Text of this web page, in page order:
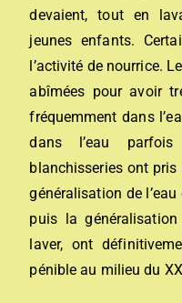
devaient, tout en
jeunes enfants.
l’activité de nourrice.
abîmées pour avoir
fréquemment dans
dans l’eau
blanchisseries ont pris
généralisation de
puis la
laver, ont
pénible au milieu du XX